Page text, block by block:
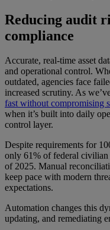
Reducing audit
compliance
Accurate, real-time asset
and operational control.
outdated, agencies face
increased scrutiny. As
fast without compromising
when it’s built into daily
control layer.
Despite requirements for
only 61% of federal civilian
of 2025. Manual
keep pace with modern
expectations.
Automation changes this
updating, and remediating